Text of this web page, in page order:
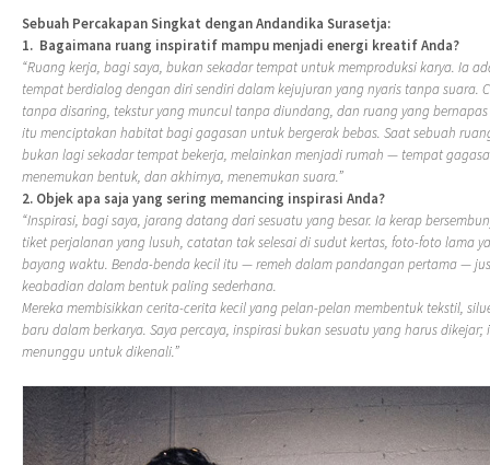
Sebuah Percakapan Singkat dengan Andandika Surasetja:
1. Bagaimana ruang inspiratif mampu menjadi energi kreatif Anda?
“Ruang kerja, bagi saya, bukan sekadar tempat untuk memproduksi karya. Ia
tempat berdialog dengan diri sendiri dalam kejujuran yang nyaris tanpa suara.
tanpa disaring, tekstur yang muncul tanpa diundang, dan ruang yang
itu menciptakan habitat bagi gagasan untuk bergerak bebas. Saat sebuah
bukan lagi sekadar tempat bekerja, melainkan menjadi rumah — tempat
menemukan bentuk, dan akhirnya, menemukan suara.”
2. Objek apa saja yang sering memancing inspirasi Anda?
“Inspirasi, bagi saya, jarang datang dari sesuatu yang besar. Ia kerap
tiket perjalanan yang lusuh, catatan tak selesai di sudut kertas, foto-foto lama
bayang waktu. Benda-benda kecil itu — remeh dalam pandangan pertama —
keabadian dalam bentuk paling sederhana.
Mereka membisikkan cerita-cerita kecil yang pelan-pelan membentuk tekstil,
baru dalam berkarya. Saya percaya, inspirasi bukan sesuatu yang harus
menunggu untuk dikenali.”